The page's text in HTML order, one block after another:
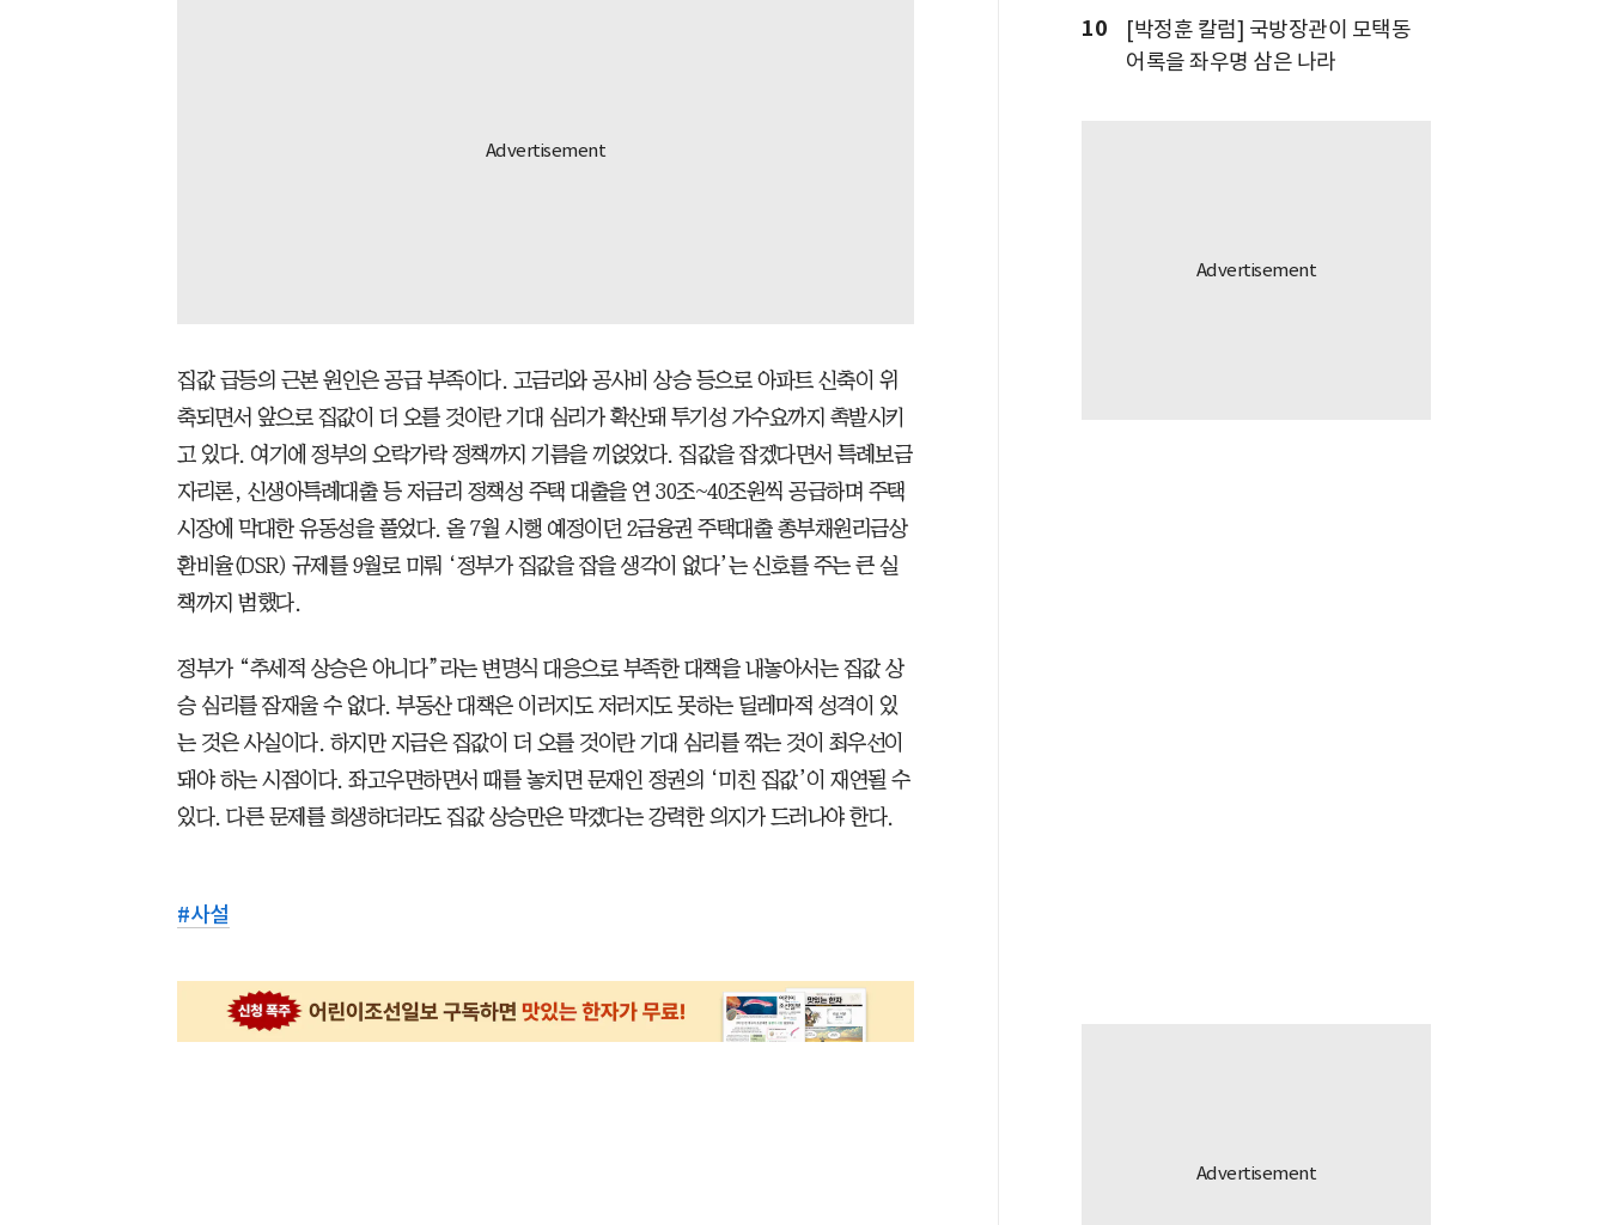
집값 급등의 근본 원인은 공급 부족이다. 고금리와 공사비 상승 등으로 아파트 신축이 위
축되면서 앞으로 집값이 더 오를 것이란 기대 심리가 확산돼 투기성 가수요까지 촉발시키
고 있다. 여기에 정부의 오락가락 정책까지 기름을 끼얹었다. 집값을 잡겠다면서 특례보금
자리론, 신생아특례대출 등 저금리 정책성 주택 대출을 연 30조~40조원씩 공급하며 주택
시장에 막대한 유동성을 풀었다. 올 7월 시행 예정이던 2금융권 주택대출 총부채원리금상
환비율(DSR) 규제를 9월로 미뤄 ‘정부가 집값을 잡을 생각이 없다’는 신호를 주는 큰 실
책까지 범했다.
정부가 “추세적 상승은 아니다”라는 변명식 대응으로 부족한 대책을 내놓아서는 집값 상
승 심리를 잠재울 수 없다. 부동산 대책은 이러지도 저러지도 못하는 딜레마적 성격이 있
는 것은 사실이다. 하지만 지금은 집값이 더 오를 것이란 기대 심리를 꺾는 것이 최우선이
돼야 하는 시점이다. 좌고우면하면서 때를 놓치면 문재인 정권의 ‘미친 집값’이 재연될 수
있다. 다른 문제를 희생하더라도 집값 상승만은 막겠다는 강력한 의지가 드러나야 한다.
#사설
10
[박정훈 칼럼] 국방장관이 모택동
어록을 좌우명 삼은 나라